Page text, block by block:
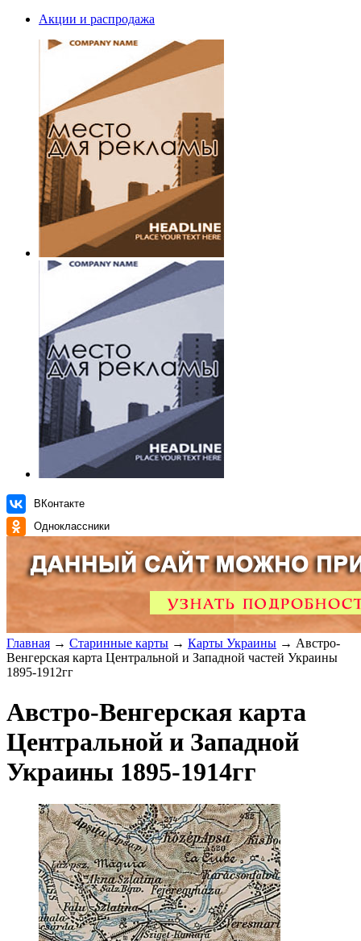
Акции и распродажа
ВКонтакте
Одноклассники
Главная → Старинные карты → Карты Украины → Австро-
Венгерская карта Центральной и Западной частей Украины
1895-1912гг
Австро-Венгерская карта
Центральной и Западной
Украины 1895-1914гг